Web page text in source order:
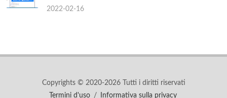
2022-02-16
Copyrights © 2020-2026 Tutti i diritti riservati
Termini d'uso
/ Informativa sulla privacy